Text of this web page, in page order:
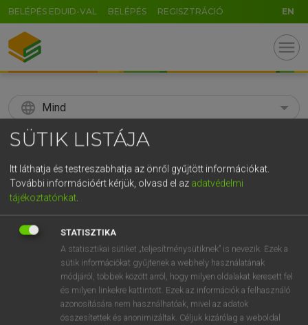
BELÉPÉS EDUID-VAL BELÉPÉS REGISZTRÁCIÓ EN
menu
language Mind
search
KERESÉS
Díjmentes angol szótár
fn cook-shop
keresése szótárainkban
SÜTIK LISTÁJA
Itt láthatja és testreszabhatja az önről gyűjtött információkat.
További információért kérjük, olvasd el az adatvédelmi
tájékoztatónkat
STATISZTIKA
A statisztikai sütiket „teljesítménysütiknek” is nevezik. Ezek a
sütik információkat gyűjtenek a webhely használatának
módjáról, többek között arról, hogy milyen oldalakat keresett fel
és milyen linkekre kattintott. Ezek az információk a felhasználó
azonosítására nem használhatóak, mivel az adatok
összesítettek és anonimizáltak. Céljuk kizárólag a weboldal
GR
5 6 7 8 9 ö ü ó
r t z u i o p ő ú
k l ű
n m , . AltGr